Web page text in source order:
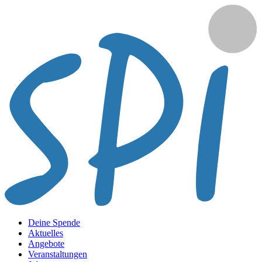
Deine Spende
Aktuelles
Angebote
Veranstaltungen